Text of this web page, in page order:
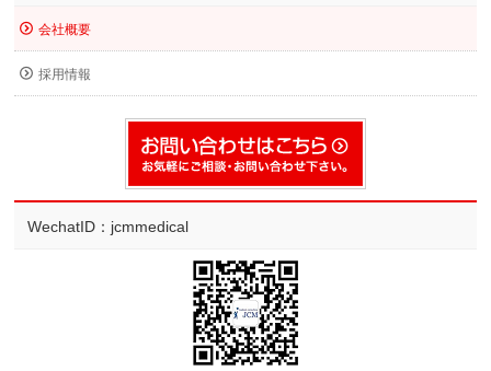
会社概要
採用情報
WechatID：jcmmedical